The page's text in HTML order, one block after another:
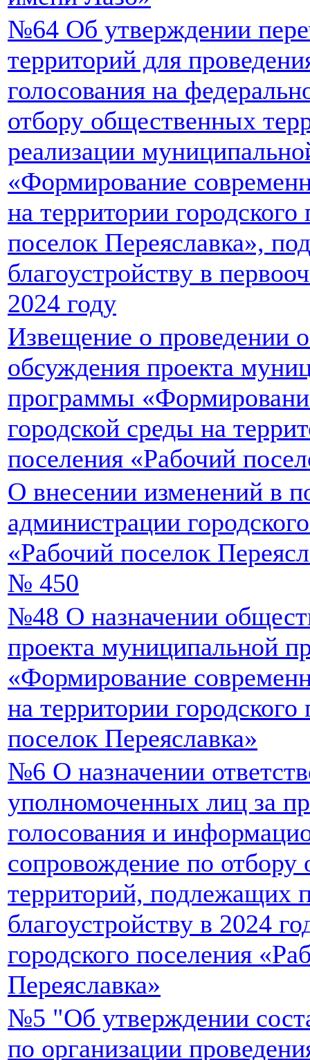
№64 Об утверждении
территорий для
голосования на
отбору общественных
реализации
«Формирование
на территории
поселок Переяславка»,
благоустройству в
2024 году
Извещение о проведении
обсуждения проекта
программы
городской среды на
поселения «Рабочий
О внесении изменений в
администрации
«Рабочий поселок
№ 450
№48 О назначении
проекта муниципальной
«Формирование
на территории
поселок Переяславка»
№6 О назначении
уполномоченных лиц за
голосования и
сопровождение по
территорий, подлежащих
благоустройству в 2024
городского поселения
Переяславка»
№5 "Об утверждении
по организации